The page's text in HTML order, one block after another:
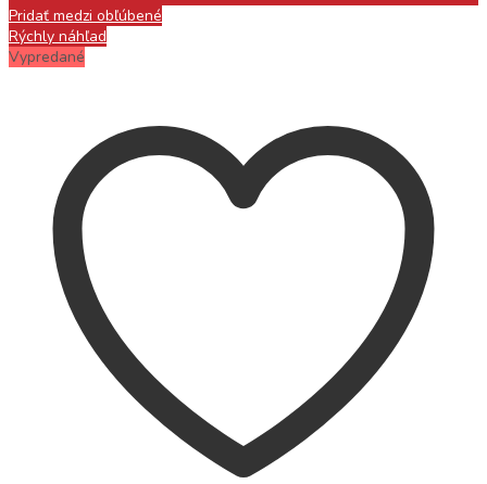
Pridať medzi obľúbené
Rýchly náhľad
Vypredané